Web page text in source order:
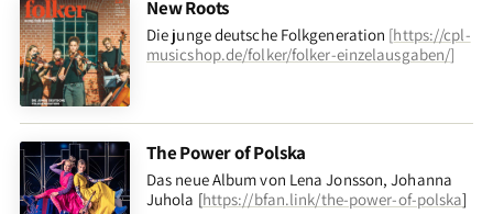
New Roots
Die junge deutsche Folkgeneration [https://cpl-
musicshop.de/folker/folker-einzelausgaben/]
The Power of Polska
Das neue Album von Lena Jonsson, Johanna
Juhola [https://bfan.link/the-power-of-polska]